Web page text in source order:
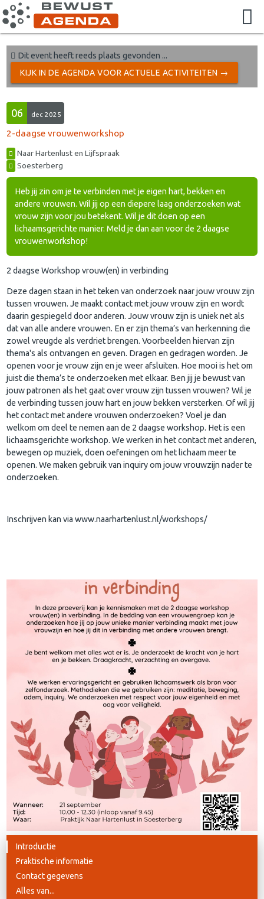
Dit event heeft reeds plaats gevonden ...
KIJK IN DE AGENDA VOOR ACTUELE ACTIVITEITEN →
06 dec 2025
2-daagse vrouwenworkshop
Naar Hartenlust en Lijfspraak
Soesterberg
Heb jij zin om je te verbinden met je eigen hart, bekken en
andere vrouwen. Wil jij op een diepere laag onderzoeken wat
vrouw zijn voor jou betekent. Wil je dit doen op een
lichaamsgerichte manier. Meld je dan aan voor de 2 daagse
vrouwenworkshop!
2 daagse Workshop vrouw(en) in verbinding
Deze dagen staan in het teken van onderzoek naar jouw vrouw zijn
tussen vrouwen. Je maakt contact met jouw vrouw zijn en wordt
daarin gespiegeld door anderen. Jouw vrouw zijn is uniek net als
dat van alle andere vrouwen. En er zijn thema’s van herkenning die
zowel vreugde als verdriet brengen. Voorbeelden hiervan zijn
thema's als ontvangen en geven. Dragen en gedragen worden. Je
openen voor je vrouw zijn en je weer afsluiten. Hoe mooi is het om
juist die thema’s te onderzoeken met elkaar. Ben jij je bewust van
jouw patronen als het gaat over vrouw zijn tussen vrouwen? Wil je
de verbinding tussen jouw hart en jouw bekken versterken. Of wil jij
het contact met andere vrouwen onderzoeken? Voel je dan
welkom om deel te nemen aan de 2 daagse workshop. Het is een
lichaamsgerichte workshop. We werken in het contact met anderen,
bewegen op muziek, doen oefeningen om het lichaam meer te
openen. We maken gebruik van inquiry om jouw vrouwzijn nader te
onderzoeken.
Inschrijven kan via www.naarhartenlust.nl/workshops/
Introductie
Praktische informatie
Contact gegevens
Alles van...